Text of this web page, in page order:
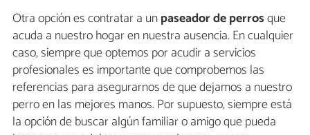
Otra opción es contratar a unpaseador de perrosque
acuda a nuestro hogar en nuestra ausencia. En cualquier
caso, siempre que optemos por acudir a servicios
profesionales es importante que comprobemos las
referencias para asegurarnos de que dejamos a nuestro
perro en las mejores manos. Por supuesto, siempre está
la opción de buscar algún familiar o amigo que pueda